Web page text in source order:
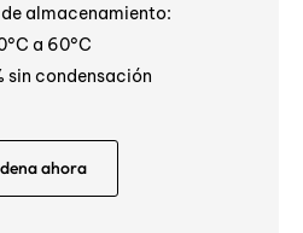
almacenamiento:
a 60°C
sin condensación
ahora